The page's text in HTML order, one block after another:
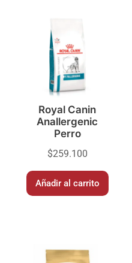
Royal Canin
Anallergenic
Perro
$259.100
Añadir al carrito